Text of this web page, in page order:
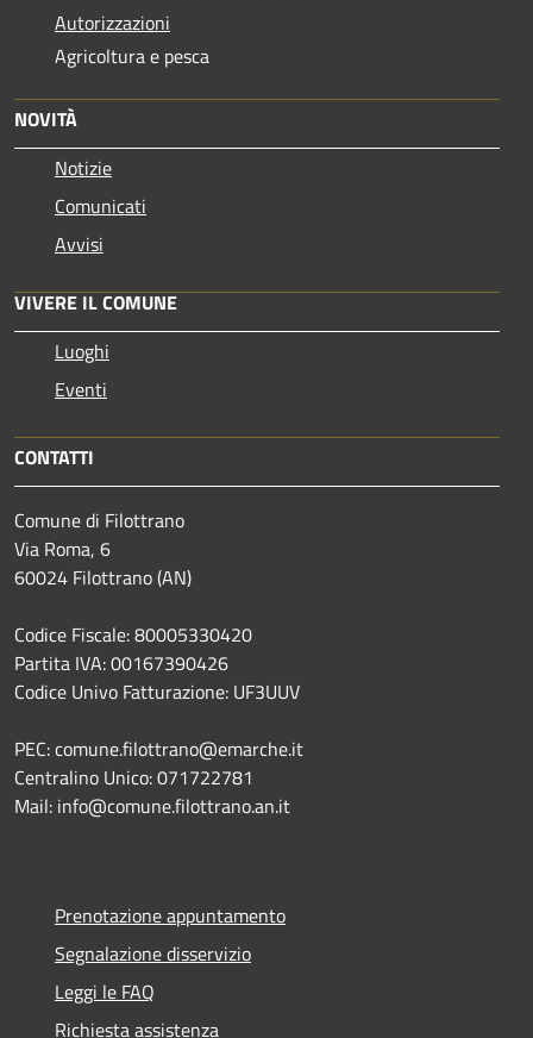
Autorizzazioni
Agricoltura e pesca
NOVITÀ
Notizie
Comunicati
Avvisi
VIVERE IL COMUNE
Luoghi
Eventi
CONTATTI
Comune di Filottrano
Via Roma, 6
60024 Filottrano (AN)
Codice Fiscale: 80005330420
Partita IVA: 00167390426
Codice Univo Fatturazione: UF3UUV
PEC: comune.filottrano@emarche.it
Centralino Unico: 071722781
Mail: info@comune.filottrano.an.it
Prenotazione appuntamento
Segnalazione disservizio
Leggi le FAQ
Richiesta assistenza